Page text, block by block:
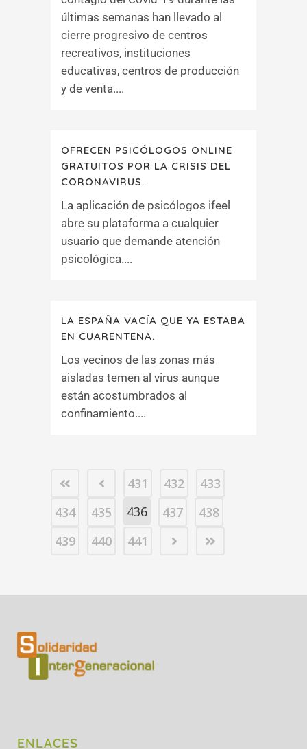
últimas semanas han llevado al
cierre progresivo de centros
recreativos, instituciones
educativas, centros de producción
y de venta....
OFRECEN PSICÓLOGOS ONLINE
GRATUITOS POR LA CRISIS DEL
CORONAVIRUS.
La aplicación de psicólogos ifeel
abre su plataforma a cualquier
usuario que demande atención
psicológica....
LA ESPAÑA VACÍA QUE YA ESTABA
EN CUARENTENA.
Los vecinos de las zonas más
aisladas temen al virus aunque
están acostumbrados al
confinamiento....
431 432
433
434
435 436 437
438
439
440 441
ENLACES